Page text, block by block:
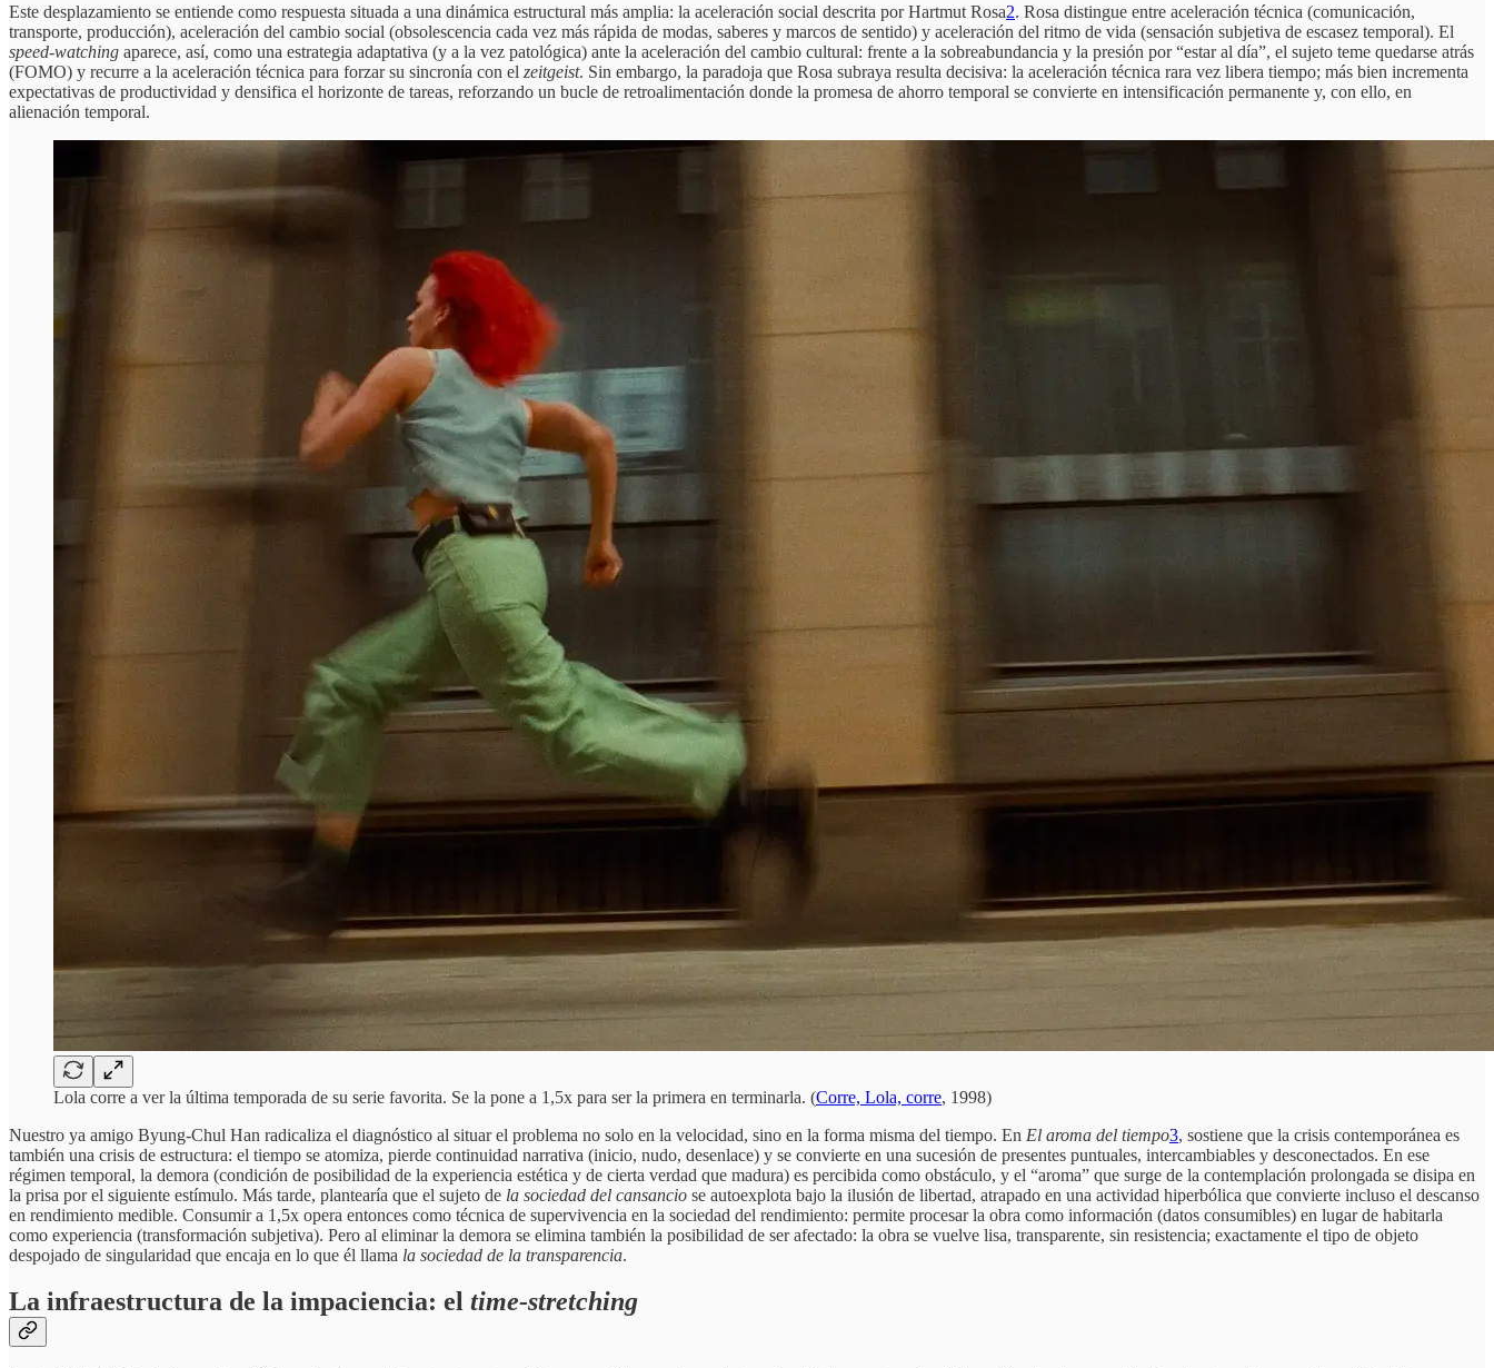
Este desplazamiento se entiende como respuesta situada a una dinámica estructural más amplia: la aceleración social descrita por Hartmut Rosa2. Rosa distingue entre aceleración técnica (comunicación,
transporte, producción), aceleración del cambio social (obsolescencia cada vez más rápida de modas, saberes y marcos de sentido) y aceleración del ritmo de vida (sensación subjetiva de escasez temporal). El
speed-watching aparece, así, como una estrategia adaptativa (y a la vez patológica) ante la aceleración del cambio cultural: frente a la sobreabundancia y la presión por “estar al día”, el sujeto teme quedarse atrás
(FOMO) y recurre a la aceleración técnica para forzar su sincronía con el zeitgeist. Sin embargo, la paradoja que Rosa subraya resulta decisiva: la aceleración técnica rara vez libera tiempo; más bien incrementa
expectativas de productividad y densifica el horizonte de tareas, reforzando un bucle de retroalimentación donde la promesa de ahorro temporal se convierte en intensificación permanente y, con ello, en
alienación temporal.
Lola corre a ver la última temporada de su serie favorita. Se la pone a 1,5x para ser la primera en terminarla. (Corre, Lola, corre, 1998)
Nuestro ya amigo Byung-Chul Han radicaliza el diagnóstico al situar el problema no solo en la velocidad, sino en la forma misma del tiempo. En El aroma del tiempo3, sostiene que la crisis contemporánea es
también una crisis de estructura: el tiempo se atomiza, pierde continuidad narrativa (inicio, nudo, desenlace) y se convierte en una sucesión de presentes puntuales, intercambiables y desconectados. En ese
régimen temporal, la demora (condición de posibilidad de la experiencia estética y de cierta verdad que madura) es percibida como obstáculo, y el “aroma” que surge de la contemplación prolongada se disipa en
la prisa por el siguiente estímulo. Más tarde, plantearía que el sujeto de la sociedad del cansancio se autoexplota bajo la ilusión de libertad, atrapado en una actividad hiperbólica que convierte incluso el descanso
en rendimiento medible. Consumir a 1,5x opera entonces como técnica de supervivencia en la sociedad del rendimiento: permite procesar la obra como información (datos consumibles) en lugar de habitarla
como experiencia (transformación subjetiva). Pero al eliminar la demora se elimina también la posibilidad de ser afectado: la obra se vuelve lisa, transparente, sin resistencia; exactamente el tipo de objeto
despojado de singularidad que encaja en lo que él llama la sociedad de la transparencia.
La infraestructura de la impaciencia: el time-stretching